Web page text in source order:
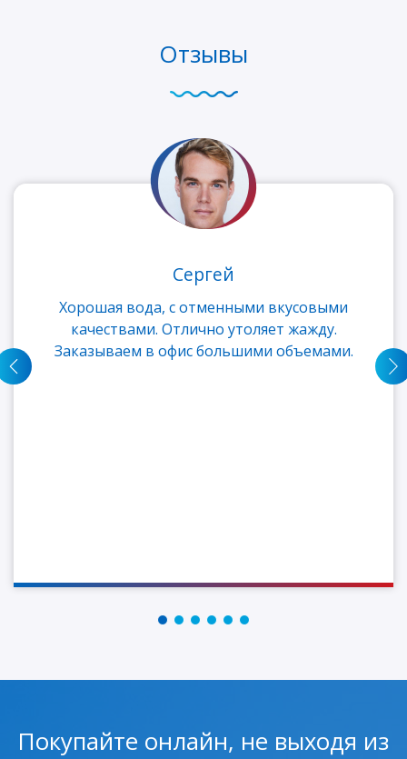
Отзывы
Сергей
Хорошая вода, с отменными вкусовыми
качествами. Отлично утоляет жажду.
Заказываем в офис большими объемами.
Покупайте онлайн, не выходя из